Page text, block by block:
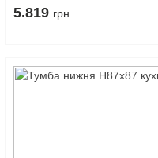
5.819 грн